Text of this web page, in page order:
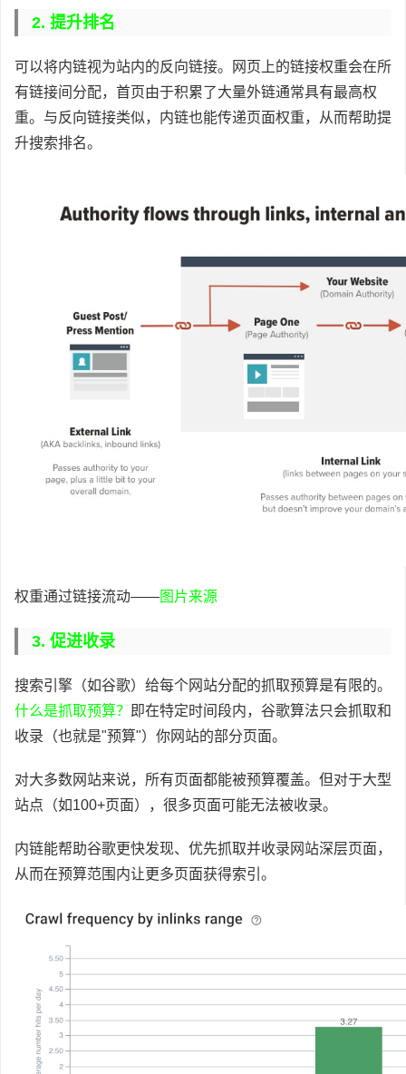
2. 提升排名
可以将内链视为站内的反向链接。网页上的链接权重会在所
有链接间分配，首页由于积累了大量外链通常具有最高权
重。与反向链接类似，内链也能传递页面权重，从而帮助提
升搜索排名。
权重通过链接流动——图片来源
3. 促进收录
搜索引擎（如谷歌）给每个网站分配的抓取预算是有限的。
什么是抓取预算？
即在特定时间段内，谷歌算法只会抓取和
收录（也就是"预算"）你网站的部分页面。
对大多数网站来说，所有页面都能被预算覆盖。但对于大型
站点（如100+页面），很多页面可能无法被收录。
内链能帮助谷歌更快发现、优先抓取并收录网站深层页面，
从而在预算范围内让更多页面获得索引。